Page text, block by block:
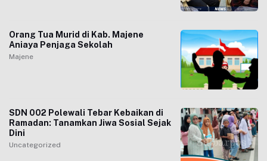
Orang Tua Murid di Kab. Majene
Aniaya Penjaga Sekolah
Majene
SDN 002 Polewali Tebar Kebaikan di
Ramadan: Tanamkan Jiwa Sosial Sejak
Dini
Uncategorized